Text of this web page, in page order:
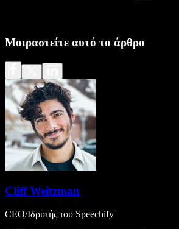
Μοιραστείτε αυτό το άρθρο
Cliff Weitzman
CEO/Ιδρυτής του Speechify